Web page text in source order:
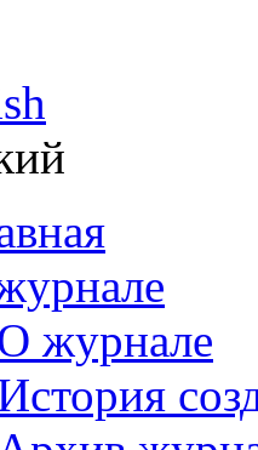
журнале